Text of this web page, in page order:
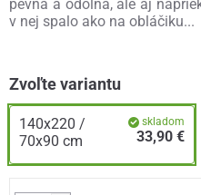
pevná a odolná, ale aj
v nej spalo ako na obláčiku...
Zvoľte variantu
140x220 /
70x90 cm
skladom
33,90 €